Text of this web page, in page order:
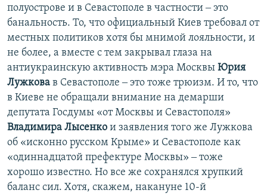
полуострове и в Севастополе в частности ‒ это
банальность. То, что официальный Киев требовал от
местных политиков хотя бы мнимой лояльности, и
не более, а вместе с тем закрывал глаза на
антиукраинскую активность мэра Москвы Юрия
Лужкова в Севастополе ‒ это тоже трюизм. И то, что
в Киеве не обращали внимание на демарши
депутата Госдумы «от Москвы и Севастополя»
Владимира Лысенко и заявления того же Лужкова
об «исконно русском Крыме» и Севастополе как
«одиннадцатой префектуре Москвы» ‒ тоже
хорошо известно. Но все же сохранялся хрупкий
баланс сил. Хотя, скажем, накануне 10-й